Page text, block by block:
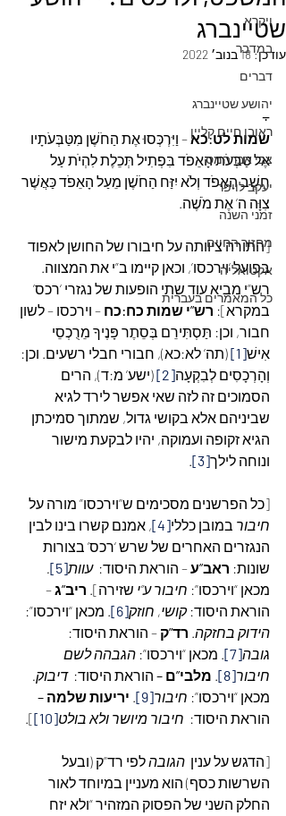
ויקרא
במדבר
דברים
יהושע שטיינברג
ראובן חיים קליין
צבי אברהמס
יעקב לויפר
זמני השנה
מחזור החיים
אקטואליה
כל המאמרים בעברית
שטיינברג
עודכן: 18 בנוב׳ 2022
⨪
שמות לט:כא – וַיִּרְכְּסוּ אֶת הַחֹשֶׁן מִטַּבְּעֹתָיו
אֶל טַבְּעֹת הָאֵפֹד בִּפְתִיל תְּכֵלֶת לִהְיֹת עַל
חֵשֶׁב הָאֵפֹד וְלֹא יִזַּח הַחֹשֶׁן מֵעַל הָאֵפֹד כַּאֲשֶׁר
צִוָּה ה’ אֶת מֹשֶׁה.
[התורה ציוותה על חיבורו של החושן לאפוד
בפועל ‘וירכסו’, וכאן קיימו ב”י את המצווה.
רש”י מביא עוד שתי הופעות של נגזרי ‘רכס’
במקרא]: רש”י שמות כח:כח – וירכסו – לשון
חבור, וכן: תַּסְתִּירֵם בְּסֵתֶר פָּנֶיךָ מֵרֻכְסֵי
אִישׁ[1]
(תה’ לא:כא), חבורי חבלי רשעים. וכן:
וְהָרְכָסִים לְבִקְעָה[2]
(ישע’ מ:ד), הרים
הסמוכים זה לזה שאי אפשר לירד לגיא
שביניהם אלא בקושי גדול, שמתוך סמיכתן
הגיא זקופה ועמוקה, יהיו לבקעת מישור
ונוחה לילך[3]
.
[כל הפרשנים מסכימים ש”וירכסו” מורה על
חיבור במובן כללי[4]
, אמנם קשרו בינו לבין
הנגזרים האחרים של שרש ‘רכס’ בצורות
שונות: ראב”ע – הוראת היסוד: עוות[5]
.
מכאן “וירכסו”: חיבור ע”י שזירה]. ריב”ג –
הוראת היסוד: קושי, חוזק[6]
. מכאן “וירכסו”:
הידוק בחזקה. רד”ק – הוראת היסוד:
גובה[7] . מכאן “וירכסו”: הגבהה לשם
חיבור[8]
. מלבי”ם – הוראת היסוד: דיבוק.
מכאן “וירכסו”: חיבור[9]
. יריעות שלמה –
הוראת היסוד: חיבור מיושר ולא בולט[10]
].
[הדגש על ענין הגובה לפי רד”ק (ובעל
השרשות כסף) הוא מעניין במיוחד לאור
החלק השני של הפסוק המזהיר “ולא יזח